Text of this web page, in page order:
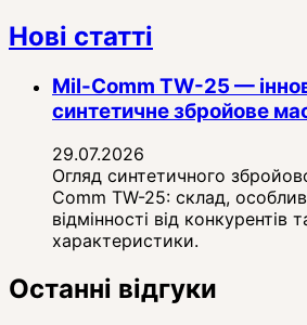
Нові статті
Mil-Comm TW-25 —
синтетичне збройове
29.07.2026
Огляд синтетичного
Comm TW-25: склад,
відмінності від конкурентів
характеристики.
Останні відгуки